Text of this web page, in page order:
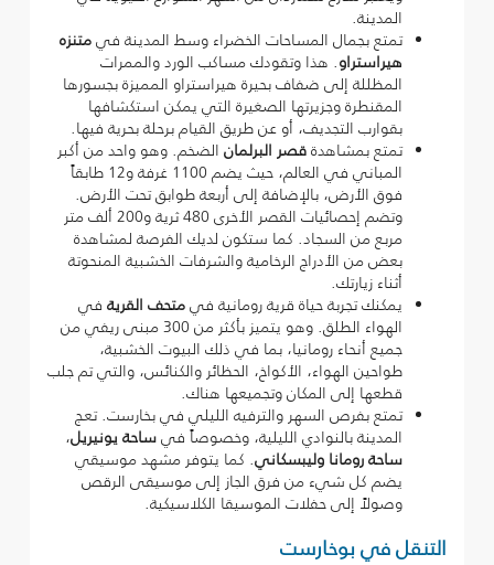
المدينة.
تمتع بجمال المساحات الخضراء وسط المدينة فيمتنزه
هيراستراو. هذا وتقودك مساكب الورد والممرات
المظللة إلى ضفاف بحيرة هيراستراو المميزة بجسورها
المقنطرة وجزيرتها الصغيرة التي يمكن استكشافها
بقوارب التجديف، أو عن طريق القيام برحلة بحرية فيها.
تمتع بمشاهدةقصر البرلمانالضخم. وهو واحد من أكبر
المباني في العالم، حيث يضم 1100 غرفة و12 طابقاً
فوق الأرض، بالإضافة إلى أربعة طوابق تحت الأرض.
وتضم إحصائيات القصر الأخرى 480 ثرية و200 ألف متر
مربع من السجاد. كما ستكون لديك الفرصة لمشاهدة
بعض من الأدراج الرخامية والشرفات الخشبية المنحوتة
أثناء زيارتك.
يمكنك تجربة حياة قرية رومانية فيمتحف القريةفي
الهواء الطلق. وهو يتميز بأكثر من 300 مبنى ريفي من
جميع أنحاء رومانيا، بما في ذلك البيوت الخشبية،
طواحين الهواء، الأكواخ، الحظائر والكنائس، والتي تم جلب
قطعها إلى المكان وتجميعها هناك.
تمتع بفرص السهر والترفيه الليلي في بخارست. تعج
المدينة بالنوادي الليلية، وخصوصاً فيساحة يونيريل،
ساحة رومانا وليبسكاني. كما يتوفر مشهد موسيقي
يضم كل شيء من فرق الجاز إلى موسيقى الرقص
وصولاً إلى حفلات الموسيقا الكلاسيكية.
التنقل في بوخارست